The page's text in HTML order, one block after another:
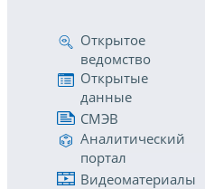
Открытое
ведомство
Открытые
данные
СМЭВ
Аналитический
портал
Видеоматериалы